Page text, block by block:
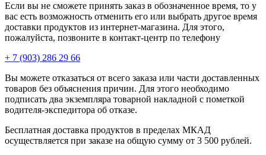
Если вы не сможете принять заказ в обозначенное время, то у
вас есть возможность отменить его или выбрать другое время
доставки продуктов из интернет-магазина. Для этого,
пожалуйста, позвоните в контакт-центр по телефону
+ 7 (903) 286 29 66
Вы можете отказаться от всего заказа или части доставленных
товаров без объяснения причин. Для этого необходимо
подписать два экземпляра товарной накладной с пометкой
водителя-экспедитора об отказе.
Бесплатная доставка продуктов в пределах МКАД
осуществляется при заказе на общую сумму от 3 500 рублей.